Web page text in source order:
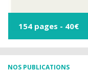
NOS PUBLICATIONS